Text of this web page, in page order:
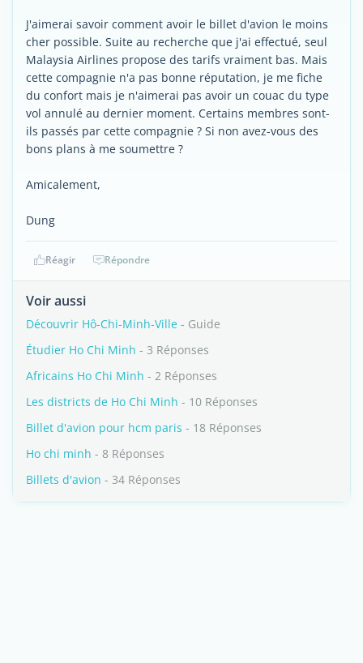
J'aimerai savoir comment avoir le billet d'avion le moins
cher possible. Suite au recherche que j'ai effectué, seul
Malaysia Airlines propose des tarifs vraiment bas. Mais
cette compagnie n'a pas bonne réputation, je me fiche
du confort mais je n'aimerai pas avoir un couac du type
vol annulé au dernier moment. Certains membres sont-
ils passés par cette compagnie ? Si non avez-vous des
bons plans à me soumettre ?
Amicalement,
Dung
Réagir Répondre
Voir aussi
Découvrir Hô-Chi-Minh-Ville - Guide
Étudier Ho Chi Minh - 3 Réponses
Africains Ho Chi Minh - 2 Réponses
Les districts de Ho Chi Minh - 10 Réponses
Billet d'avion pour hcm paris - 18 Réponses
Ho chi minh - 8 Réponses
Billets d'avion - 34 Réponses